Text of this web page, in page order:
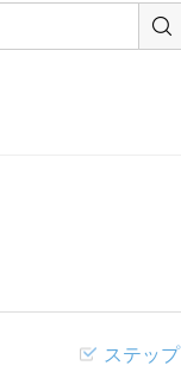
ステッ